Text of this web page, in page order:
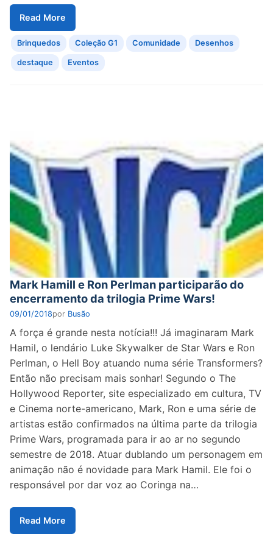
Read More
Brinquedos Coleção G1 Comunidade Desenhos
destaque Eventos
Mark Hamill e Ron Perlman participarão do
encerramento da trilogia Prime Wars!
09/01/2018por Busão
A força é grande nesta notícia!!! Já imaginaram Mark
Hamil, o lendário Luke Skywalker de Star Wars e Ron
Perlman, o Hell Boy atuando numa série Transformers?
Então não precisam mais sonhar! Segundo o The
Hollywood Reporter, site especializado em cultura, TV
e Cinema norte-americano, Mark, Ron e uma série de
artistas estão confirmados na última parte da trilogia
Prime Wars, programada para ir ao ar no segundo
semestre de 2018. Atuar dublando um personagem em
animação não é novidade para Mark Hamil. Ele foi o
responsável por dar voz ao Coringa na…
Read More